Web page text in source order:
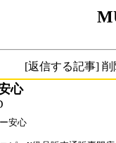
[返信する記事]
心
安心